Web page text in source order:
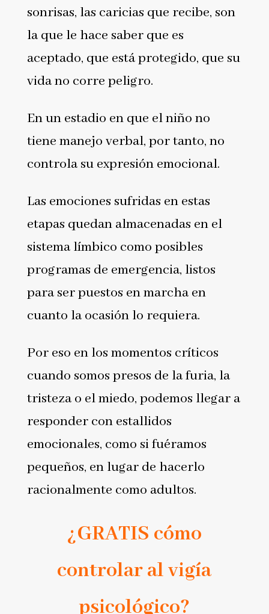
sonrisas, las caricias que recibe, son
la que le hace saber que es
aceptado, que está protegido, que su
vida no corre peligro.
En un estadio en que el niño no
tiene manejo verbal, por tanto, no
controla su expresión emocional.
Las emociones sufridas en estas
etapas quedan almacenadas en el
sistema límbico como posibles
programas de emergencia, listos
para ser puestos en marcha en
cuanto la ocasión lo requiera.
Por eso en los momentos críticos
cuando somos presos de la furia, la
tristeza o el miedo, podemos llegar a
responder con estallidos
emocionales, como si fuéramos
pequeños, en lugar de hacerlo
racionalmente como adultos.
¿GRATIS cómo
controlar al vigía
psicológico?